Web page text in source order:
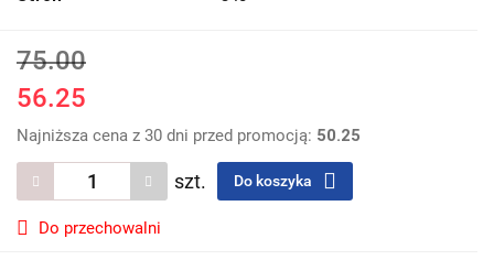
75.00
56.25
Najniższa cena z 30 dni przed promocją: 50.25
szt. Do koszyka
Do przechowalni